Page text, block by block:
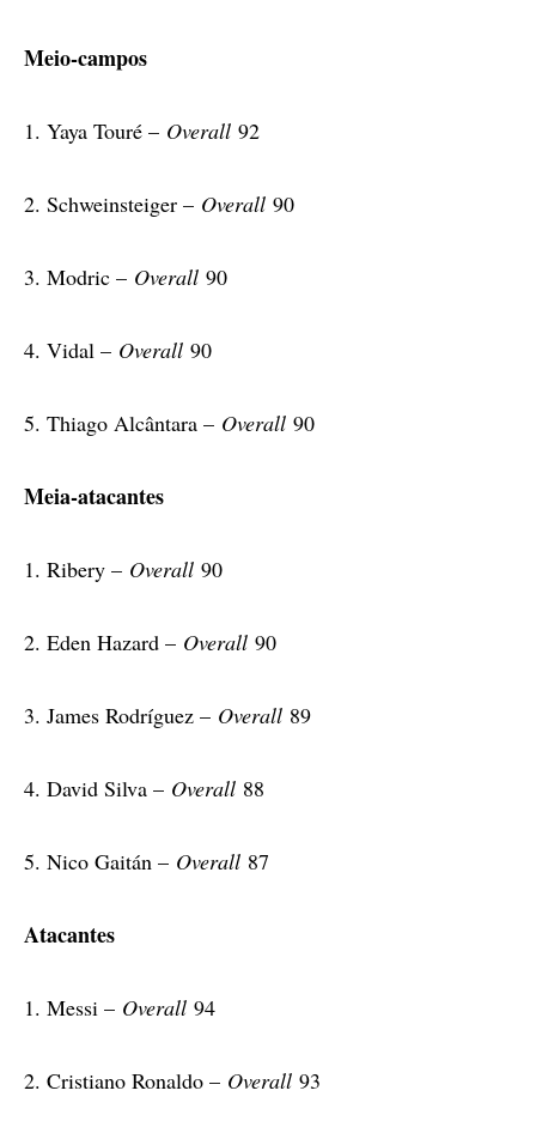
Meio-campos
1. Yaya Touré – Overall 92
2. Schweinsteiger – Overall 90
3. Modric – Overall 90
4. Vidal – Overall 90
5. Thiago Alcântara – Overall 90
Meia-atacantes
1. Ribery – Overall 90
2. Eden Hazard – Overall 90
3. James Rodríguez – Overall 89
4. David Silva – Overall 88
5. Nico Gaitán – Overall 87
Atacantes
1. Messi – Overall 94
2. Cristiano Ronaldo – Overall 93